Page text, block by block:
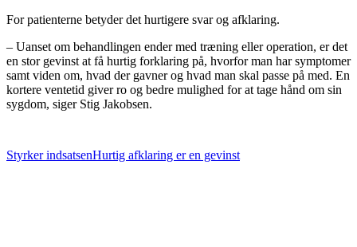
For patienterne betyder det hurtigere svar og afklaring.
– Uanset om behandlingen ender med træning eller operation, er det
en stor gevinst at få hurtig forklaring på, hvorfor man har symptomer
samt viden om, hvad der gavner og hvad man skal passe på med. En
kortere ventetid giver ro og bedre mulighed for at tage hånd om sin
sygdom, siger Stig Jakobsen.
Styrker indsatsenHurtig afklaring er en gevinst